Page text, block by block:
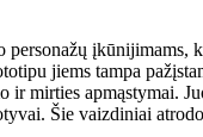
jiems tampa
mirties apmąstymai.
Šie vaizdiniai